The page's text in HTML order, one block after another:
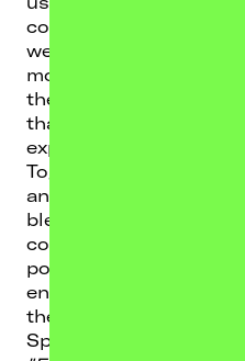
concert can be, the
we construct in order
moments in which
the sense of intimacy
that emerges when we
exposed.
Together with his
and musicians, Ólafur
blend of past and new
conceptual show that
possible when we let
enough to collectively
the boundaries of what
Speaking about the